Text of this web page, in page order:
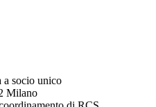
socio unico
Milano